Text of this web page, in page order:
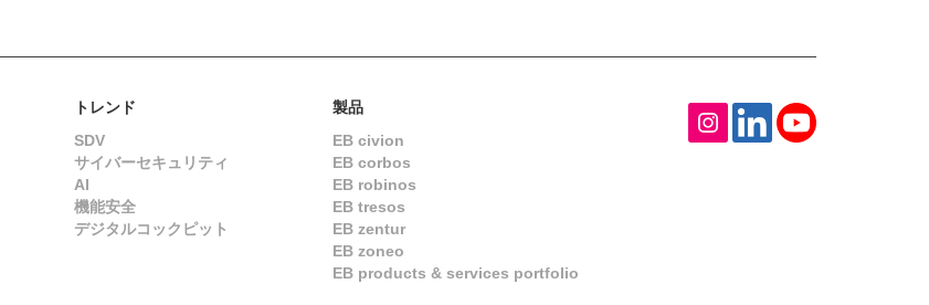
トレンド
SDV
サイバーセキュリティ
AI
機能安全
デジタルコックピット
製品
EB civion
EB corbos
EB robinos
EB tresos
EB zentur
EB zoneo
EB products & services portfolio